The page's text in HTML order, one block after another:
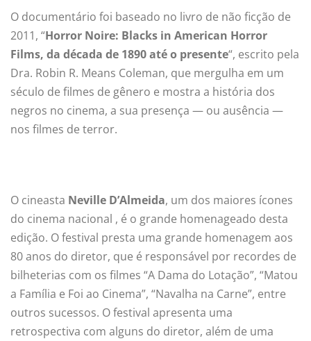
O documentário foi baseado no livro de não ficção de
2011, “Horror Noire: Blacks in American Horror
Films, da década de 1890 até o presente“, escrito pela
Dra. Robin R. Means Coleman, que mergulha em um
século de filmes de gênero e mostra a história dos
negros no cinema, a sua presença — ou ausência —
nos filmes de terror.
O cineasta Neville D’Almeida, um dos maiores ícones
do cinema nacional , é o grande homenageado desta
edição. O festival presta uma grande homenagem aos
80 anos do diretor, que é responsável por recordes de
bilheterias com os filmes “A Dama do Lotação”, “Matou
a Família e Foi ao Cinema”, “Navalha na Carne”, entre
outros sucessos. O festival apresenta uma
retrospectiva com alguns do diretor, além de uma